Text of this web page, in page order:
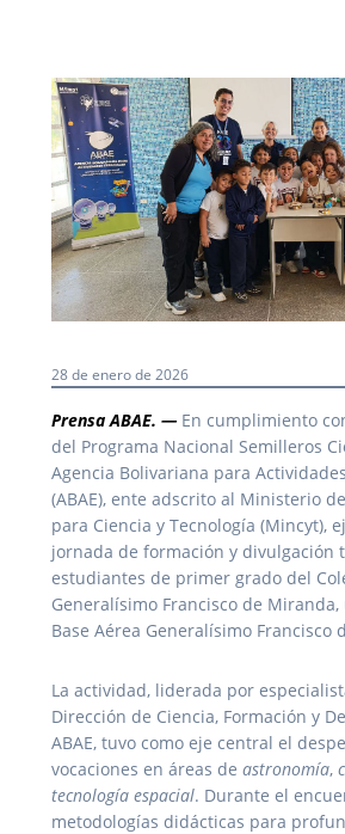
28 de enero de 2026
Prensa ABAE. — En cumplimiento
del Programa Nacional Semilleros
Agencia Bolivariana para
(ABAE), ente adscrito al Ministerio
para Ciencia y Tecnología (Mincyt),
jornada de formación y divulgación
estudiantes de primer grado del
Generalísimo Francisco de
Base Aérea Generalísimo Francisco
La actividad, liderada por
Dirección de Ciencia, Formación y
ABAE, tuvo como eje central el
vocaciones en áreas de astronomía,
tecnología espacial. Durante el
metodologías didácticas para